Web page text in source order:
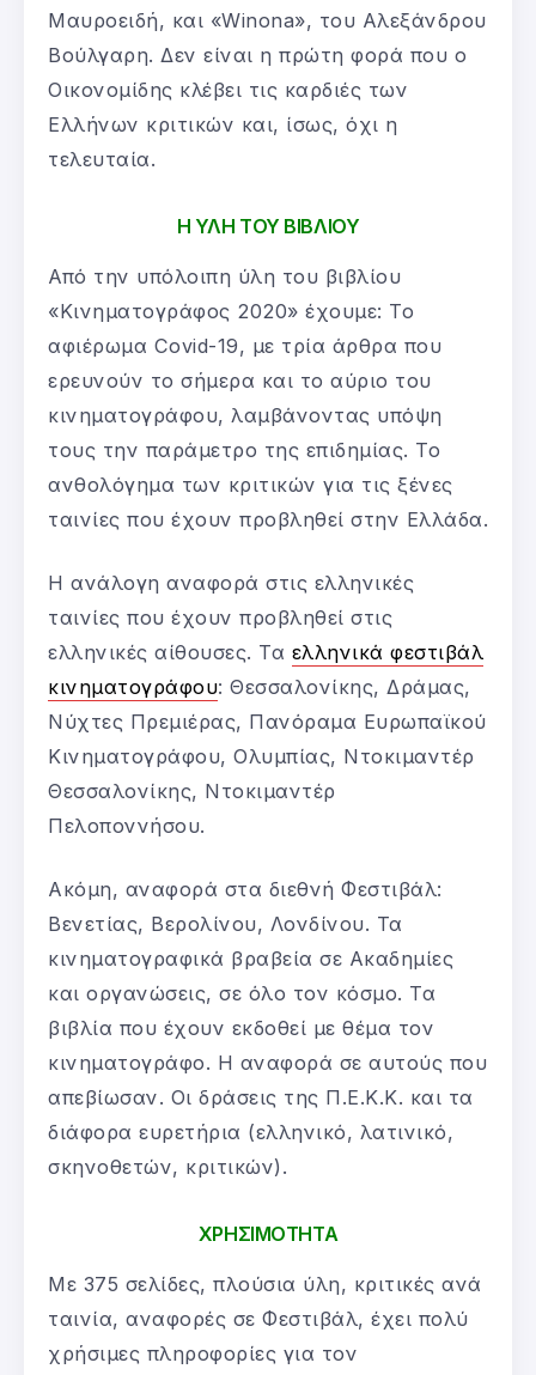
Μαυροειδή, και «Winona», του Αλεξάνδρου
Βούλγαρη. Δεν είναι η πρώτη φορά που ο
Οικονομίδης κλέβει τις καρδιές των
Ελλήνων κριτικών και, ίσως, όχι η
τελευταία.
Η ΥΛΗ ΤΟΥ ΒΙΒΛΙΟΥ
Από την υπόλοιπη ύλη του βιβλίου
«Κινηματογράφος 2020» έχουμε: Το
αφιέρωμα Covid-19, με τρία άρθρα που
ερευνούν το σήμερα και το αύριο του
κινηματογράφου, λαμβάνοντας υπόψη
τους την παράμετρο της επιδημίας. Το
ανθολόγημα των κριτικών για τις ξένες
ταινίες που έχουν προβληθεί στην Ελλάδα.
Η ανάλογη αναφορά στις ελληνικές
ταινίες που έχουν προβληθεί στις
ελληνικές αίθουσες. Τα ελληνικά φεστιβάλ
κινηματογράφου: Θεσσαλονίκης, Δράμας,
Νύχτες Πρεμιέρας, Πανόραμα Ευρωπαϊκού
Κινηματογράφου, Ολυμπίας, Ντοκιμαντέρ
Θεσσαλονίκης, Ντοκιμαντέρ
Πελοποννήσου.
Ακόμη, αναφορά στα διεθνή Φεστιβάλ:
Βενετίας, Βερολίνου, Λονδίνου. Τα
κινηματογραφικά βραβεία σε Ακαδημίες
και οργανώσεις, σε όλο τον κόσμο. Τα
βιβλία που έχουν εκδοθεί με θέμα τον
κινηματογράφο. Η αναφορά σε αυτούς που
απεβίωσαν. Οι δράσεις της Π.Ε.Κ.Κ. και τα
διάφορα ευρετήρια (ελληνικό, λατινικό,
σκηνοθετών, κριτικών).
ΧΡΗΣΙΜΟΤΗΤΑ
Με 375 σελίδες, πλούσια ύλη, κριτικές ανά
ταινία, αναφορές σε Φεστιβάλ, έχει πολύ
χρήσιμες πληροφορίες για τον